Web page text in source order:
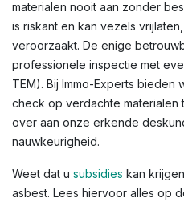
typische woning illustreert.
Belangrijke tips voor
van uw pand in Gistel – asbest
2000. Kijk naar codes op
asbest, maar ontbreken
materialen nooit aan zonder
veroorzaakt. De enige
professionele inspectie met